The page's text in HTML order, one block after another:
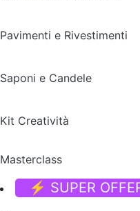
Pavimenti e Rivestimenti
Saponi e Candele
Kit Creatività
Masterclass
⚡ SUPER